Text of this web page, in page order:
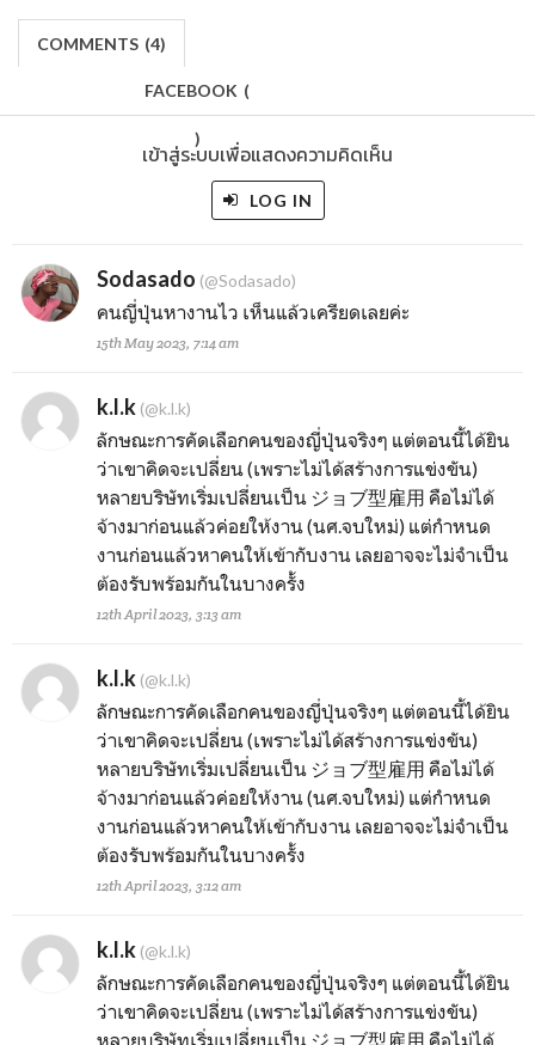
COMMENTS (4)
FACEBOOK (
)
เข้าสู่ระบบเพื่อแสดงความคิดเห็น
LOG IN
Sodasado (@Sodasado)
คนญี่ปุ่นหางานไว เห็นแล้วเครียดเลยค่ะ
15th May 2023, 7:14 am
k.l.k (@k.l.k)
ลักษณะการคัดเลือกคนของญี่ปุ่นจริงๆ แต่ตอนนี้ได้ยิน
ว่าเขาคิดจะเปลี่ยน (เพราะไม่ได้สร้างการแข่งขัน)
หลายบริษัทเริ่มเปลี่ยนเป็น ジョブ型雇用 คือไม่ได้
จ้างมาก่อนแล้วค่อยให้งาน (นศ.จบใหม่) แต่กำหนด
งานก่อนแล้วหาคนให้เข้ากับงาน เลยอาจจะไม่จำเป็น
ต้องรับพร้อมกันในบางครั้ง
12th April 2023, 3:13 am
k.l.k (@k.l.k)
ลักษณะการคัดเลือกคนของญี่ปุ่นจริงๆ แต่ตอนนี้ได้ยิน
ว่าเขาคิดจะเปลี่ยน (เพราะไม่ได้สร้างการแข่งขัน)
หลายบริษัทเริ่มเปลี่ยนเป็น ジョブ型雇用 คือไม่ได้
จ้างมาก่อนแล้วค่อยให้งาน (นศ.จบใหม่) แต่กำหนด
งานก่อนแล้วหาคนให้เข้ากับงาน เลยอาจจะไม่จำเป็น
ต้องรับพร้อมกันในบางครั้ง
12th April 2023, 3:12 am
k.l.k (@k.l.k)
ลักษณะการคัดเลือกคนของญี่ปุ่นจริงๆ แต่ตอนนี้ได้ยิน
ว่าเขาคิดจะเปลี่ยน (เพราะไม่ได้สร้างการแข่งขัน)
หลายบริษัทเริ่มเปลี่ยนเป็น ジョブ型雇用 คือไม่ได้